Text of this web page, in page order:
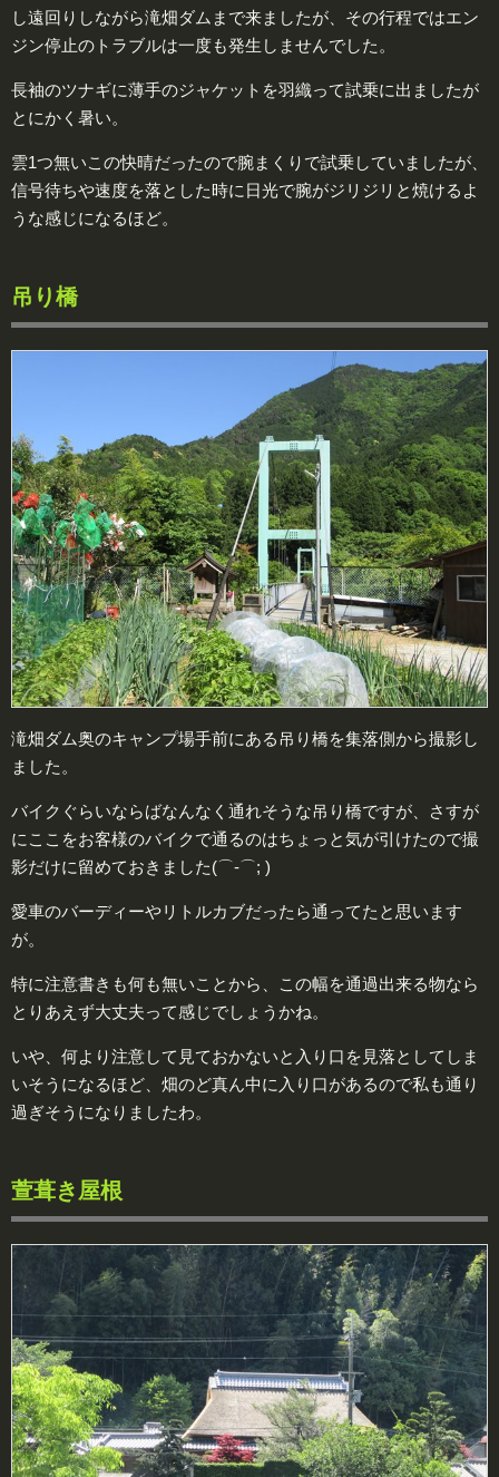
し遠回りしながら滝畑ダムまで来ましたが、その行程ではエン
ジン停止のトラブルは一度も発生しませんでした。
長袖のツナギに薄手のジャケットを羽織って試乗に出ましたが
とにかく暑い。
雲1つ無いこの快晴だったので腕まくりで試乗していましたが、
信号待ちや速度を落とした時に日光で腕がジリジリと焼けるよ
うな感じになるほど。
吊り橋
滝畑ダム奥のキャンプ場手前にある吊り橋を集落側から撮影し
ました。
バイクぐらいならばなんなく通れそうな吊り橋ですが、さすが
にここをお客様のバイクで通るのはちょっと気が引けたので撮
影だけに留めておきました(⌒-⌒; )
愛車のバーディーやリトルカブだったら通ってたと思います
が。
特に注意書きも何も無いことから、この幅を通過出来る物なら
とりあえず大丈夫って感じでしょうかね。
いや、何より注意して見ておかないと入り口を見落としてしま
いそうになるほど、畑のど真ん中に入り口があるので私も通り
過ぎそうになりましたわ。
萱葺き屋根